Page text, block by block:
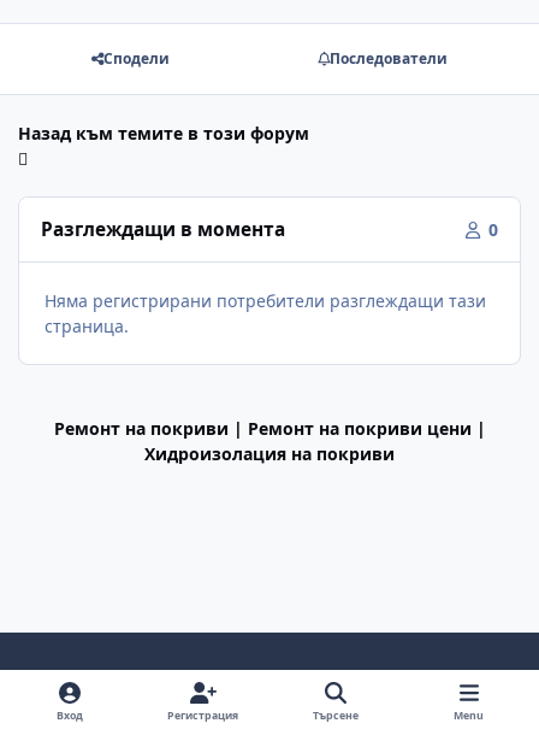
Сподели Последователи
Назад към темите в този форум
Разглеждащи в момента 0
Няма регистрирани потребители разглеждащи тази
страница.
Ремонт на покриви | Ремонт на покриви цени |
Хидроизолация на покриви
Light ModeDark ModeSystem Preference
f
Вход Регистрация Търсене Menu